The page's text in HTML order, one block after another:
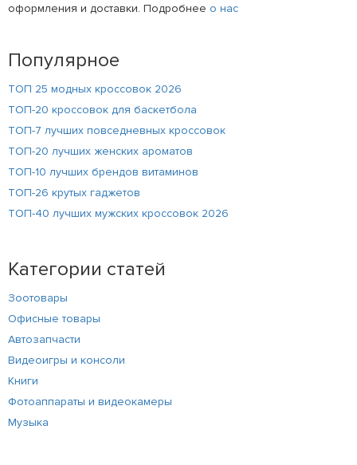
оформления и доставки. Подробнее о нас
Популярное
ТОП 25 модных кроссовок 2026
ТОП-20 кроссовок для баскетбола
ТОП-7 лучших повседневных кроссовок
ТОП-20 лучших женских ароматов
ТОП-10 лучших брендов витаминов
ТОП-26 крутых гаджетов
ТОП-40 лучших мужских кроссовок 2026
Категории статей
Зоотовары
Офисные товары
Автозапчасти
Видеоигры и консоли
Книги
Фотоаппараты и видеокамеры
Музыка